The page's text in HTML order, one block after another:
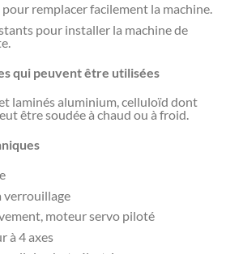
remplacer facilement la machine.
pour installer la machine de
qui peuvent être utilisées
laminés aluminium, celluloïd dont
être soudée à chaud ou à froid.
verrouillage
moteur servo piloté
à 4 axes